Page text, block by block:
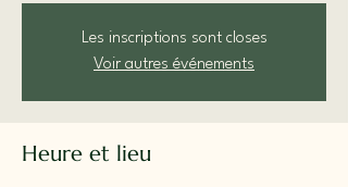
Les inscriptions sont closes
Voir autres événements
Heure et lieu